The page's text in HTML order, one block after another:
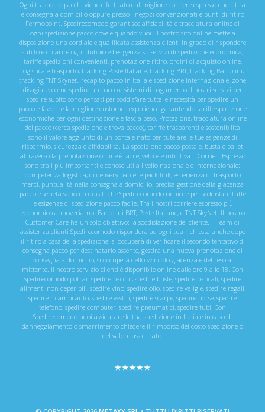
Ogni trasporto pacchi viene effettuato dal migliore corriere espresso che ritira
e consegna a domicilio oppure presso i negozi convenzionati e punti di ritiro
Fermopoint. Spedirecomodo garantisce affidabilità e tracciatura online di
ogni spedizione pacco dove e quando vuoi. Il nostro sito online mette a
disposizione una cordiale e qualificata assistenza clienti in grado di rispondere
subito e chiarire ogni dubbio ed esigenza su servizi di spedizione economica,
tariffe spedizioni convenienti, prenotazione ritiro, ordini di acquisto online,
logistica e trasporto, tracking Poste Italiane, tracking BRT, tracking Bartolini,
tracking TNT Skynet,, recapito pacco in Italia e spedizione internazionale, zone
disagiate, come spedire un pacco e sistemi di pagamento. I nostri servizi per
spedire subito sono pensati per soddisfare tutte le necessità per spedire un
pacco e favorire la migliore customer experience garantendo tariffe spedizione
economiche per ogni destinazione e fascia peso. Protezione, tracciatura online
del pacco (cerca spedizione e trova pacco), tariffe trasparenti e sostenibilità
sono il valore aggiunto di un portale nato per tutelare le tue esigenze di
risparmio, sicurezza e affidabilità. La spedizione pacco postale, busta e pallet
attraverso la prenotazione online è facile, veloce e intuitiva. I Corrieri Espresso
sono tra i più importanti e conosciuti a livello nazionale e internazionale:
competenza logistica, di delivery parcel e pack link, esperienza di trasporto
merci, puntualità nella consegna a domicilio, precisa gestione della giacenza
pacco e serietà sono i requisiti che Spedirecomodo richiede per soddisfare tutte
le esigenze di spedizione pacco facile. Tra i nostri corriere espresso più
economico annoveriamo: Bartolini BRT, Poste Italiane, e TNT SkyNet. Il nostro
Customer Care ha un solo obiettivo: la soddisfazione del cliente. Il Team di
assistenza clienti Spedirecomodo risponderà ad ogni tua richiesta anche dopo
il ritiro a casa della spedizione: si occuperà di verificare il secondo tentativo di
consegna pacco per destinatario assente, gestirà una nuova prenotazione di
consegna a domicilio, si occuperà dello svincolo giacenza e del reso al
mittente. Il nostro servizio clienti è disponibile online dalle ore 9 alle 18. Con
Spedirecomodo potrai: spedire pacchi, spedire buste, spedire bancali, spedire
alimenti non deperibili, spedire vino, spedire olio, spedire valigie, spedire regali,
spedire ricambi auto, spedire vestiti, spedire scarpe, spedire borse, spedire
telefono, spedire computer, spedire pneumatici, spedire tubi. Con
Spedirecomodo puoi assicurare le tua spedizione in Italia e in caso di
danneggiamento o smarrimento chiedere il rimborso del costo spedizione o
del valore assicurato.